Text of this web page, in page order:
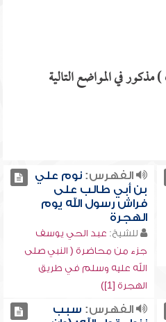
في المواضع التالية
الفهرس:نوم علي
بن أبي طالب على
فراش رسول الله يوم
الهجرة
للشيخ: عبد الحي يوسف
جزء من محاضرة ( النبي صلى
الله عليه وسلم في طريق
الهجرة [1])
الفهرس: سبب